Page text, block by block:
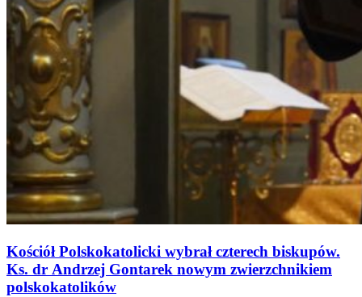
Kościół Polskokatolicki wybrał czterech biskupów.
Ks. dr Andrzej Gontarek nowym zwierzchnikiem
polskokatolików